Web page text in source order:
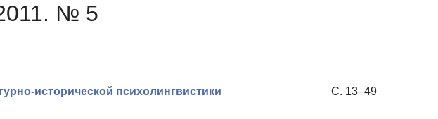
№ 5
исторической психолингвистики
С. 13–49